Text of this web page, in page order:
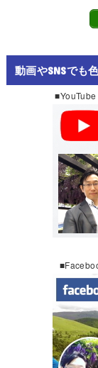
動画やSNSでも
■YouTube